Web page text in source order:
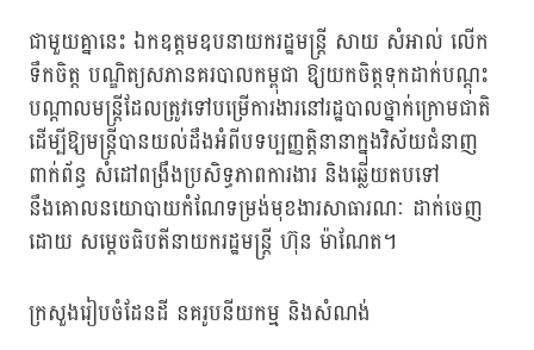
ជាមួយគ្នានេះ ឯកឧត្តមឧបនាយករដ្ឋមន្រ្តី សាយ សំអាល់ លើក
ទឹកចិត្ត បណ្ឌិត្យសភានគរបាលកម្ពុជា ឱ្យយកចិត្តទុកដាក់បណ្តុះ
បណ្តាលមន្រ្តីដែលត្រូវទៅបម្រើការងារនៅរដ្ឋបាលថ្នាក់ក្រោមជាតិ
ដើម្បីឱ្យមន្ត្រីបានយល់ដឹងអំពីបទប្បញ្ញត្តិនានាក្នុងវិស័យជំនាញ
ពាក់ព័ន្ធ សំដៅពង្រឹងប្រសិទ្ធភាពការងារ និងឆ្លើយតបទៅ
នឹងគោលនយោបាយកំណែទម្រង់មុខងារសាធារណៈ ដាក់ចេញ
ដោយ សម្តេចធិបតីនាយករដ្ឋមន្ត្រី ហ៊ុន ម៉ាណែត។
ក្រសួងរៀបចំដែនដី នគរូបនីយកម្ម និងសំណង់